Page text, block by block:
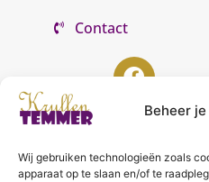
Beheer
Wij gebruiken technologieën zoals
apparaat op te slaan en/of te
Contact
KrullenTemmer